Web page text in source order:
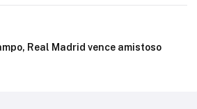
Real Madrid vence amistoso